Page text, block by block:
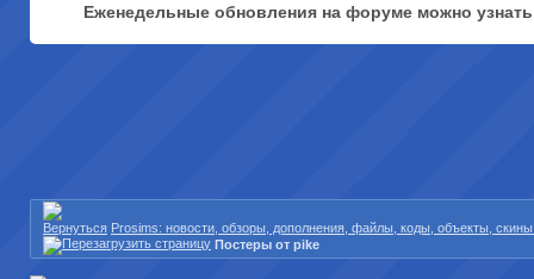
Еженедельные обновления на форуме можно
Prosims: новости, обзоры, дополнения, файлы, коды, объекты,
Постеры от pike